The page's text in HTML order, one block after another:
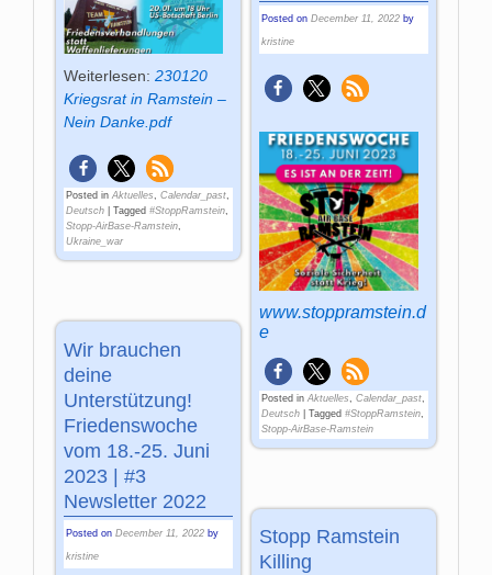
Weiterlesen:230120
Kriegsrat in Ramstein –
Nein Danke.pdf
Posted in Aktuelles,Calendar_past,
Deutsch |Tagged #StoppRamstein,
Stopp-AirBase-Ramstein,
Ukraine_war
Posted on December 11, 2022 by
kristine
www.stoppramstein.d
e
Posted in Aktuelles, Calendar_past,
Deutsch| Tagged #StoppRamstein,
Stopp-AirBase-Ramstein
Wir brauchen
deine
Unterstützung!
Friedenswoche
vom 18.-25. Juni
2023 | #3
Newsletter 2022
Posted onDecember 11, 2022 by
kristine
Stopp Ramstein
Killing